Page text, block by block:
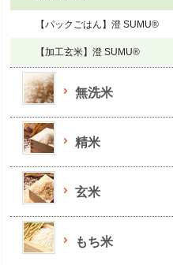
【パックごはん】澄 SUMU®
【加工玄米】澄 SUMU®
無洗米
精米
玄米
もち米